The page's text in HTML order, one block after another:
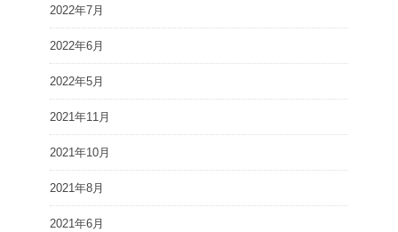
2022年7月
2022年6月
2022年5月
2021年11月
2021年10月
2021年8月
2021年6月